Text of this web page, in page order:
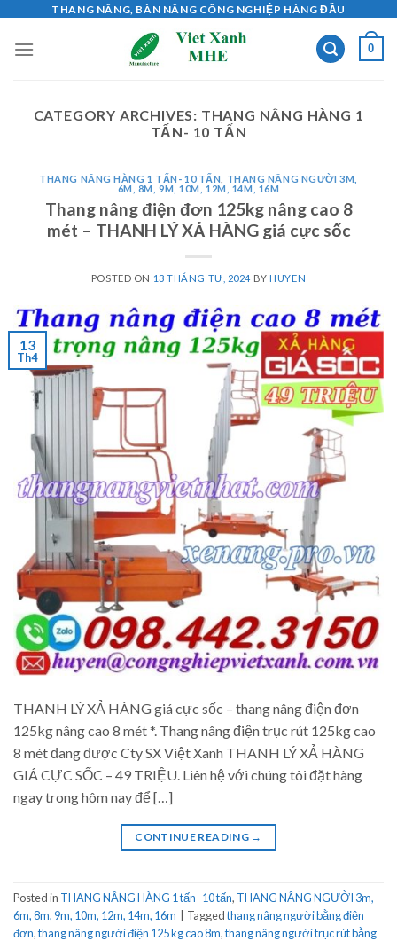
content
THANG NÂNG, BÀN NÂNG CÔNG NGHIỆP HÀNG ĐẦU
0
CATEGORY ARCHIVES: THANG NÂNG HÀNG 1
TẤN- 10 TẤN
THANG NÂNG HÀNG 1 TẤN- 10 TẤN
THANG NÂNG NGƯỜI 3M,
6M, 8M, 9M, 10M, 12M, 14M, 16M
Thang nâng điện đơn 125kg nâng cao 8
mét – THANH LÝ XẢ HÀNG giá cực sốc
POSTED ON 13 THÁNG TƯ, 2024 BYHUYEN
13
Th4
THANH LÝ XẢ HÀNG giá cực sốc – thang nâng điện đơn
125kg nâng cao 8 mét *. Thang nâng điện trục rút 125kg cao
8 mét đang được Cty SX Việt Xanh THANH LÝ XẢ HÀNG
GIÁ CỰC SỐC – 49 TRIỆU. Liên hệ với chúng tôi đặt hàng
ngay trong hôm nay để […]
CONTINUE READING →
Posted in THANG NÂNG HÀNG 1 tấn- 10 tấn, THANG NÂNG NGƯỜI 3m,
6m, 8m, 9m, 10m, 12m, 14m, 16m
Taggedthang nâng người bằng điện
đơn,thang nâng người điện 125 kg cao 8m,thang nâng người trục rút bằng